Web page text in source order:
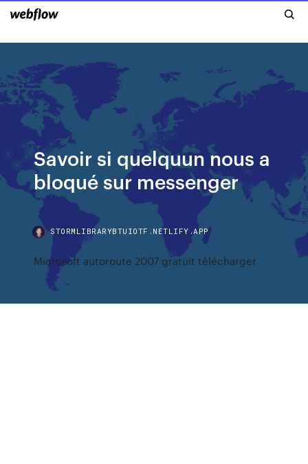
Savoir si quelquun nous a
bloqué sur messenger
STORMLIBRARYBTUIOTF.NETLIFY.APP
Microsoft autoroute 2007 gratuit télécharger